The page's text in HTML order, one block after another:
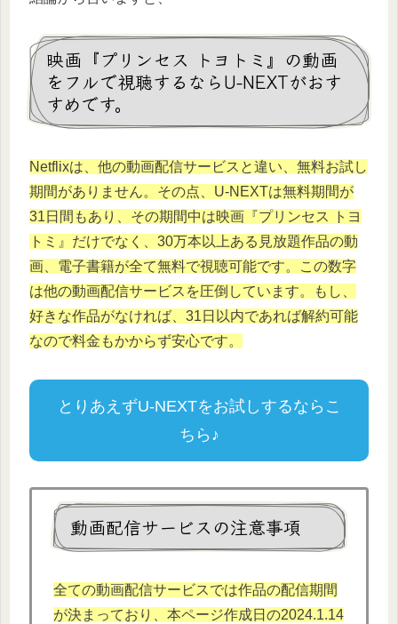
映画『プリンセス トヨトミ』の動画
をフルで視聴するならU-NEXTがおす
すめです。
Netflixは、他の動画配信サービスと違い、無料お試し
期間がありません。その点、U-NEXTは無料期間が
31日間もあり、その期間中は映画『プリンセス トヨ
トミ』だけでなく、30万本以上ある見放題作品の動
画、電子書籍が全て無料で視聴可能です。この数字
は他の動画配信サービスを圧倒しています。もし、
好きな作品がなければ、31日以内であれば解約可能
なので料金もかからず安心です。
とりあえずU-NEXTをお試しするならこ
ちら♪
動画配信サービスの注意事項
全ての動画配信サービスでは作品の配信期間
が決まっており、本ページ作成日の2024.1.14